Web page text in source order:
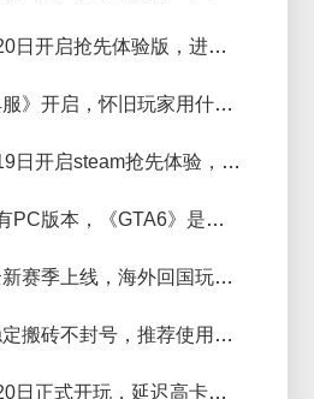
《异星遗航》5月20日开启抢先体验版，进不去欧系好用的加速器推荐
《自由篮球：经典服》开启，怀旧玩家用什么加速器玩流畅
《迷雾计划》5月19日开启steam抢先体验，进不去，延迟高用什么加速器
《GTA6》首发没有PC版本，《GTA6》是单机还是需要联网？
《燕云十六声》全新赛季上线，海外回国玩国服《燕云十六声》用什么加速器好？
冒险岛世界枫星稳定搬砖不封号，推荐使用湾湾独享ip
《星际征程》5月20日正式开玩，延迟高卡顿的玩家用什么加速器好